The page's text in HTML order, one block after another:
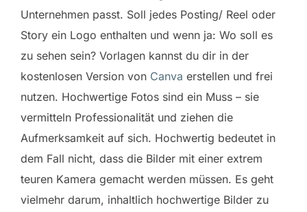
Unternehmen passt. Soll jedes Posting/ Reel oder
Story ein Logo enthalten und wenn ja: Wo soll es
zu sehen sein? Vorlagen kannst du dir in der
kostenlosen Version von Canva erstellen und frei
nutzen. Hochwertige Fotos sind ein Muss – sie
vermitteln Professionalität und ziehen die
Aufmerksamkeit auf sich. Hochwertig bedeutet in
dem Fall nicht, dass die Bilder mit einer extrem
teuren Kamera gemacht werden müssen. Es geht
vielmehr darum, inhaltlich hochwertige Bilder zu